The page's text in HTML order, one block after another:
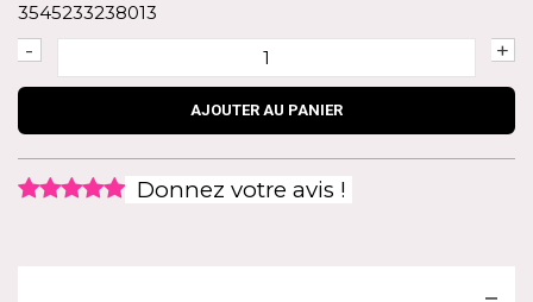
3545233238013
- +
AJOUTER AU PANIER
Donnez votre avis !